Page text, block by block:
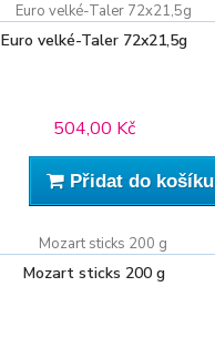
Euro velké-Taler 72x21,5g
504,00 Kč
Přidat do košíku
Mozart sticks 200 g